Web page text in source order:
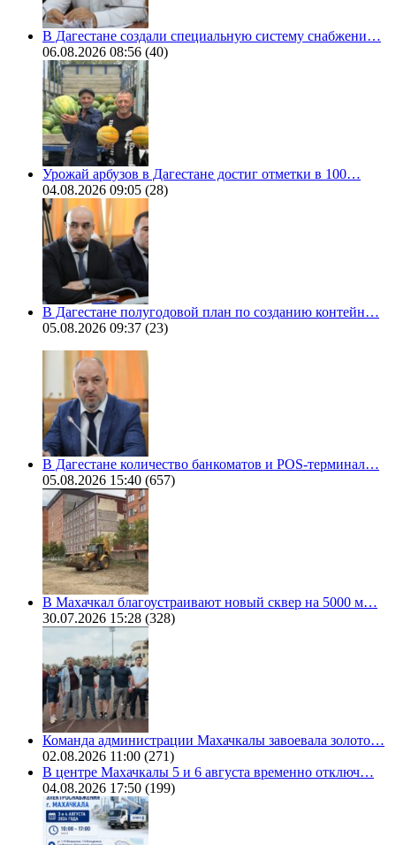
В Дагестане создали специальную систему снабжени…
06.08.2026 08:56 (40)
Урожай арбузов в Дагестане достиг отметки в 100…
04.08.2026 09:05 (28)
В Дагестане полугодовой план по созданию контейн…
05.08.2026 09:37 (23)
В Дагестане количество банкоматов и POS-терминал…
05.08.2026 15:40 (657)
В Махачкал благоустраивают новый сквер на 5000 м…
30.07.2026 15:28 (328)
Команда администрации Махачкалы завоевала золото…
02.08.2026 11:00 (271)
В центре Махачкалы 5 и 6 августа временно отключ…
04.08.2026 17:50 (199)